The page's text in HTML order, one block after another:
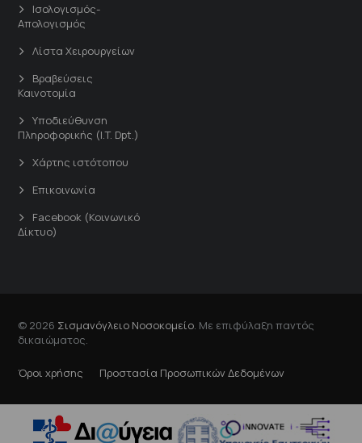
Ισολογισμός-
Απολογισμός
Λίστα Χειρουργείων
Βραβεύσεις
Καινοτομία
Υποδιεύθυνση
Πληροφορικής (I.T. Dpt.)
Χάρτης ιστότοπου
Επικοινωνία
Facebook (Κοινωνικό
Δίκτυο)
© 2026 Σισμανόγλειο Νοσοκομείο . Με επιφύλαξη παντός
δικαιώματος.
Όροι χρήσης Προστασία Προσωπικών Δεδομένων